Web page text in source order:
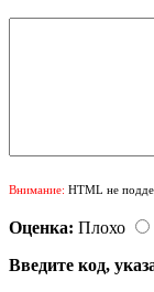
Внимание: HTML не
Оценка: Плохо
Введите код,